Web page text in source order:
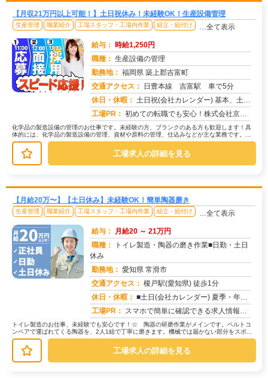
【月収21万円以上可能！】土日祝休み！未経験OK！生産設備管理
生産管理 職業紹介 工場スタッフ・工場内作業 組立・組付け …全て表示
給与： 時給1,250円
職種： 生産設備の管理
勤務地： 福岡県 築上郡吉富町
交通アクセス：
日豊本線 吉富駅 車で5分
休日・休暇： 土日祝(会社カレンダー) 基本、土日祝（工場カレンダー）お正月、ＧＷ、お盆休暇あり
工場PR： 初めての転職でも安心！株式会社京栄センターで、新しい一歩を踏み出してみませんか？☆充実のサポート体制で、不安を解消...
化学品の製造設備の管理のお仕事です。未経験の方、ブランクのある方も歓迎します！具
体的には、化学品の製造設備の管理、資材や原料の管理、仕込みなどが主な業務です。難
しい作業はありませんのでご安心くだ...
工場求人の詳細を見る
【月給20万〜】【土日休み】未経験OK！簡単陶器磨き
生産管理 職業紹介 工場スタッフ・工場内作業 組立・組付け …全て表示
給与： 月給20 ～ 21万円
職種：
トイレ製造・陶器の磨き作業■日勤・土日
休み
勤務地： 愛知県 常滑市
交通アクセス： 榎戸駅(愛知県) 徒歩1分
休日・休暇： ■土日(会社カレンダー) 夏季・年末年始・GWの長期休みあり/年間休日126日
工場PR： スマホで簡単に確認できる求人情報！未経験でも安心の環境です。株式会社京栄センターでは、経験や資格は一切問いません。...
トイレ製造のお仕事、未経験でも安心です！☆ 陶器の研磨作業がメインです。ベルトコ
ンベアで運ばれてくる陶器を、2人1組で丁寧に磨きます。機械では届かない部分をスポン
ジで磨く、繊細な作業です。☆ ラ...
工場求人の詳細を見る